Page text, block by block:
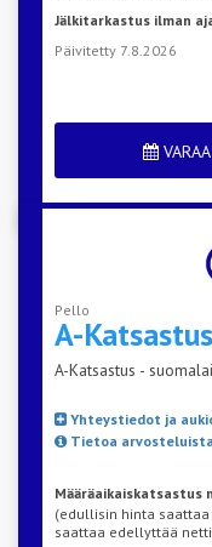
Jälkitarkastus ilman
Päivitetty 7.8.2026
Pello
A-Katsastus
A-Katsastus -
Yhteystiedot ja
Tietoa arvosteluista
(edullisin hinta
saattaa edellyttää